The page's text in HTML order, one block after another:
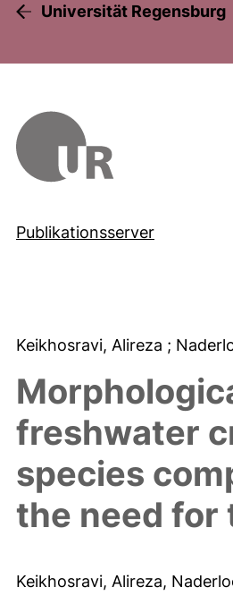
Universität Regensburg
Publikationsserver
Keikhosravi, Alireza ;
freshwater
species
the need for
Keikhosravi, Alireza,